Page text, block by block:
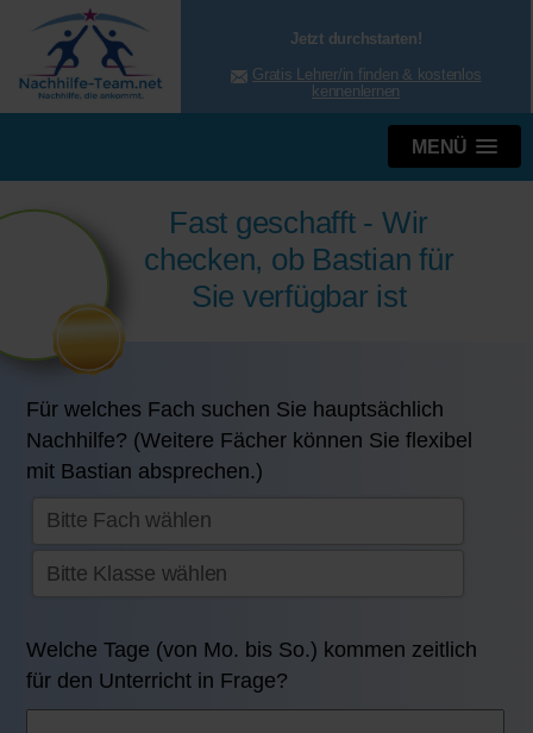
Jetzt durchstarten!
Gratis Lehrer/in finden & kostenlos
kennenlernen
MENÜ
Fast geschafft - Wir
checken, ob Bastian für
Sie verfügbar ist
Für welches Fach suchen Sie hauptsächlich
Nachhilfe? (Weitere Fächer können Sie flexibel
mit Bastian absprechen.)
Welche Tage (von Mo. bis So.) kommen zeitlich
für den Unterricht in Frage?